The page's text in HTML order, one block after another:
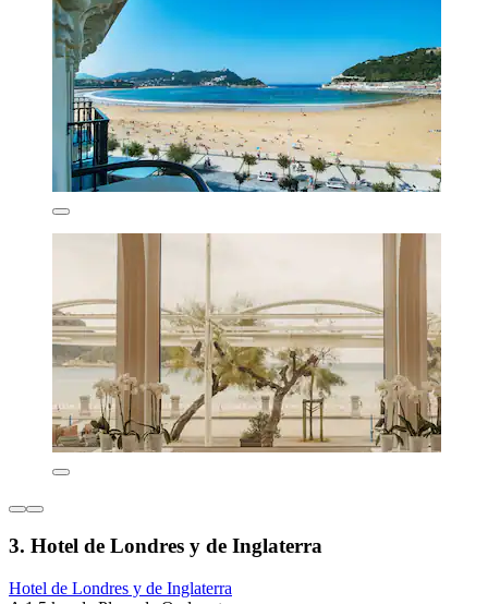
3. Hotel de Londres y de Inglaterra
Hotel de Londres y de Inglaterra